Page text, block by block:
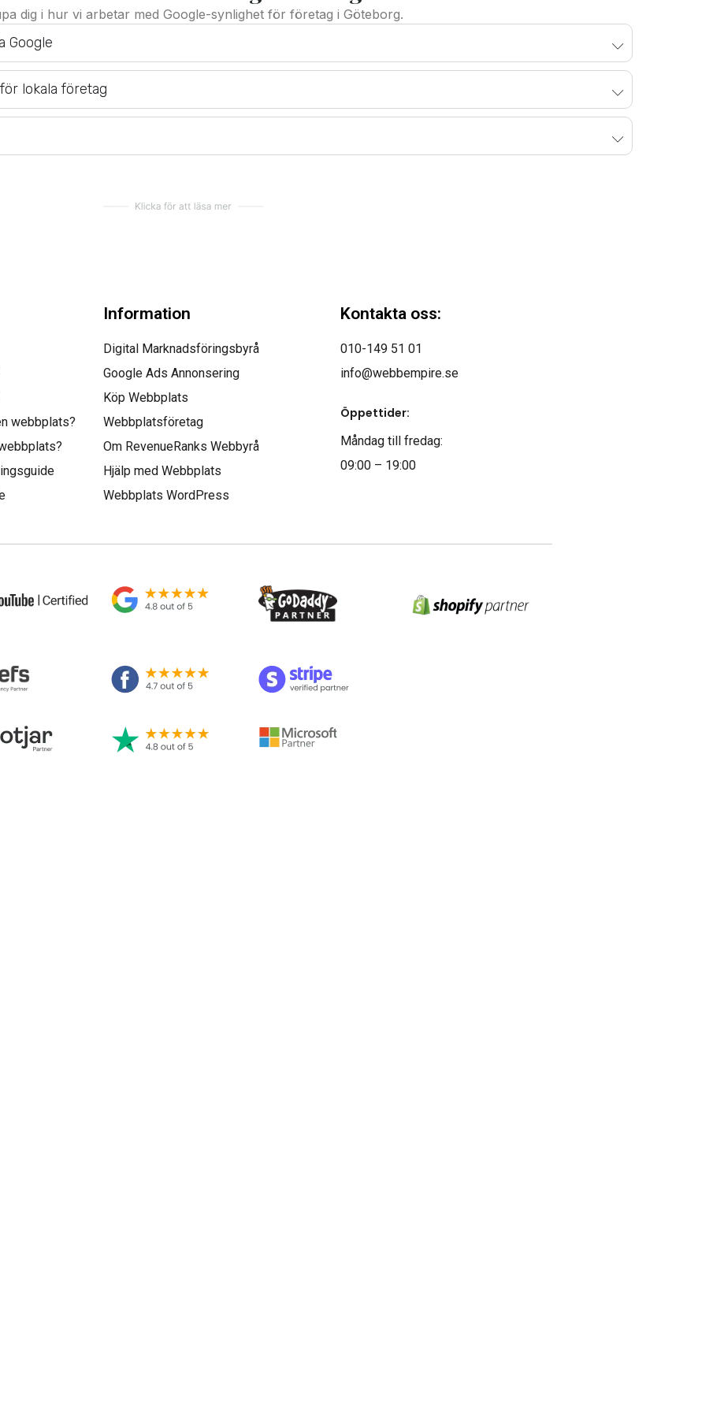
dig i hur vi arbetar med Google-synlighet för företag i Göteborg.
Google
lokala företag
webbplats?
Information
Digital Marknadsföringsbyrå
Google Ads Annonsering
Köp Webbplats
Webbplatsföretag
Om RevenueRanks Webbyrå
Hjälp med Webbplats
Webbplats WordPress
Kontakta oss:
010-149 51 01
info@webbempire.se
Öppettider:
Måndag till fredag:
09:00 – 19:00